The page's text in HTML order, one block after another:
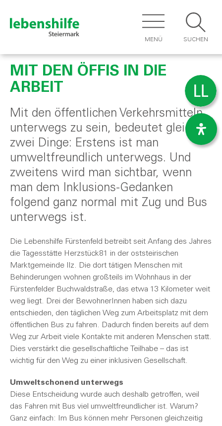
MENÜ SUCHEN
MIT DEN ÖFFIS IN DIE
ARBEIT
Mit den öffentlichen Verkehrsmitteln
unterwegs zu sein, bedeutet gleich
zwei Dinge: Erstens ist man
umweltfreundlich unterwegs. Und
zweitens wird man sichtbar, wenn
man dem Inklusions-Gedanken
folgend ganz normal mit Zug und Bus
unterwegs ist.
Die Lebenshilfe Fürstenfeld betreibt seit Anfang des Jahres
die Tagesstätte Herzstück81 in der oststeirischen
Marktgemeinde Ilz. Die dort tätigen Menschen mit
Behinderungen wohnen großteils im Wohnhaus in der
Fürstenfelder Buchwaldstraße, das etwa 13 Kilometer weit
weg liegt. Drei der BewohnerInnen haben sich dazu
entschieden, den täglichen Weg zum Arbeitsplatz mit dem
öffentlichen Bus zu fahren. Dadurch finden bereits auf dem
Weg zur Arbeit viele Kontakte mit anderen Menschen statt.
Dies verstärkt die gesellschaftliche Teilhabe – das ist
wichtig für den Weg zu einer inklusiven Gesellschaft.
Umweltschonend unterwegs
Diese Entscheidung wurde auch deshalb getroffen, weil
das Fahren mit Bus viel umweltfreundlicher ist. Warum?
Ganz einfach: Im Bus können mehr Personen gleichzeitig